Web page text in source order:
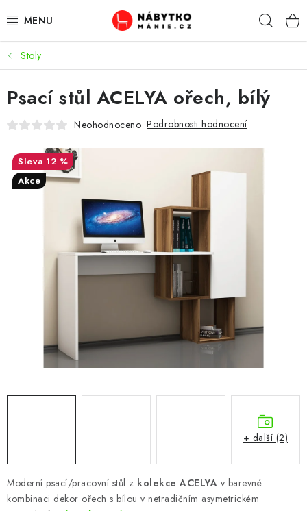
na
OBÝVACÍ POKOJ
KUCHYŇ A JÍDELNA
LOŽNICE
DĚTSKÝ POKOJ
KANCELÁŘ / PRACOVNA
KOUPELNA A WC
DOPLŇKY A DEKORACE
VÝPRODEJ
Stoly
Moderní psací/pracovní stůl z kolekce ACELYA v barevné
kombinaci dekor ořech s bílou v netradičním asymetrickém
Psací stůl ACELYA ořech, bílý
Neohodnoceno Podrobnosti hodnocení
12 %
Akce
+ další (2)